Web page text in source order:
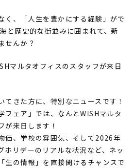
く、「人生を豊かにする経験」がで
と歴史的な街並みに囲まれて、新
せんか？
マルタオフィスのスタッフが来日
てきた方に、特別なニュースです！
フェア」では、なんとWISHマルタ
が来日します！
価、学校の雰囲気、そして 2026年
ホリデーのリアルな状況など、ネッ
生の情報」を直接聞けるチャンスで